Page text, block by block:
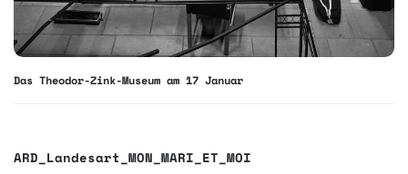
Das Theodor-Zink-Museum am 17 Januar
ARD_Landesart_MON_MARI_ET_MOI